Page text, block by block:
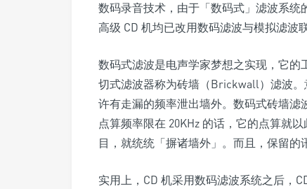
数码录音技术，由于「数码式」滤波系
高级 CD 机均已改用数码滤波与模拟滤波联
数码式滤波是电声学家梦想之实现，它
切式滤波器称为砖墙（Brickwall）滤波
许有走漏的频率泄出墙外。数码式砖墙
点算频率限在 20KHz 的话，它的点算就
目，就统统「摒诸墙外」。而且，保留的
实用上，CD 机采用数码滤波系统之后，